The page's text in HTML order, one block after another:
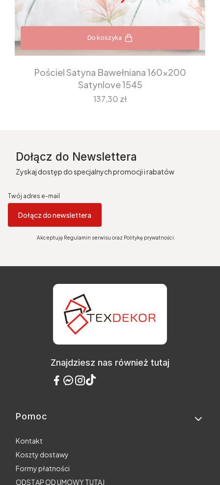
Do koszyka
Pościel Satyna Bawełniana 160x200
Satynlove 1545
Cena
137,30 zł
Dołącz do Newslettera
Zyskaj dostęp do specjalnych promocji i rabatów
Twój adres e-mail
Dołącz do newslettera
Akceptuję Regulamin serwisu oraz Politykę prywatności.
Znajdziesz nas również tutaj
Linki w stopce
Pomoc
Kontakt
Koszty dostawy
Formy płatności
ODSTĄP OD UMOWY TUTAJ